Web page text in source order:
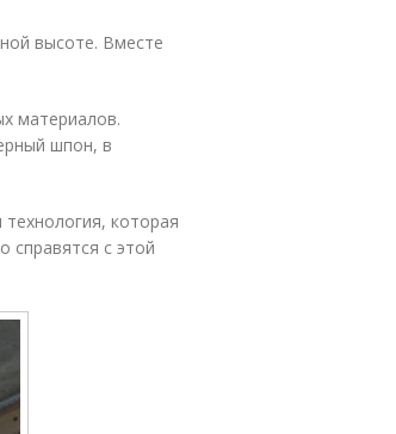
высоте. Вместе
материалов.
шпон, в
которая
справятся с этой